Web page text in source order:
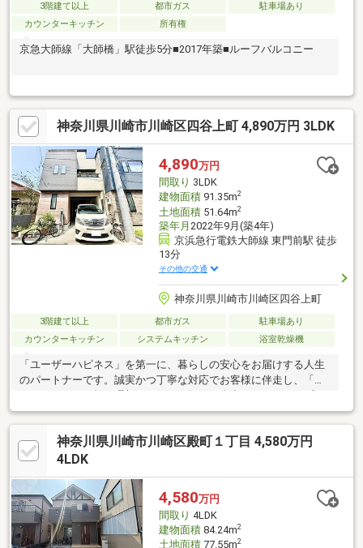
3階建て以上 都市ガス
駐車場あり
カウンターキッチン
所有権
京急大師線「大師橋」駅徒歩5分■2017年築■ルーフバルコニー
神奈川県川崎市川崎区四谷上町 4,890万円 3LDK
4,890万円
間取り 3LDK
建物面積91.35m2
土地面積51.64m2
築年月 2022年9月(築4年)
京浜急行電鉄大師線 東門前駅 徒歩
13分
その他の交通
神奈川県川崎市川崎区四谷上町
3階建て以上 都市ガス
駐車場あり
カウンターキッチン
システムキッチン 浴室乾燥機
「ユーザーハピネス」を第一に、暮らしの安心をお届けする人生
のパートナーです。誠実かつ丁寧な対応でお客様に伴走し、「あ
せていただきます。
神奈川県川崎市川崎区殿町１丁目 4,580万円
4LDK
4,580万円
間取り 4LDK
建物面積84.24m2
土地面積77.55m2